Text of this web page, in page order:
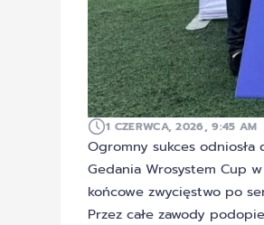
1 CZERWCA, 2026, 9:45 AM
Ogromny sukces
Gedania Wrosystem Cup
końcowe zwycięstwo po
Przez całe zawody